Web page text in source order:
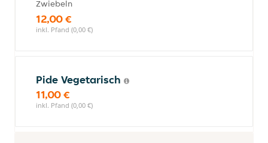
Zwiebeln
12,00 €
inkl. Pfand (0,00 €)
Pide Vegetarisch
11,00 €
inkl. Pfand (0,00 €)